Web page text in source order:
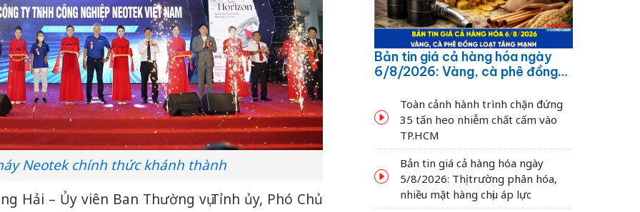
Neotek chính thức khánh thành
Hải – Ủy viên Ban Thường vụ Tỉnh ủy, Phó Chủ
Bản tin giá cả hàng hóa ngày
6/8/2026: Vàng, cà phê đồng
Toàn cảnh hành trình chặn đứng
35 tấn heo nhiễm chất cấm vào
TP.HCM
Bản tin giá cả hàng hóa ngày
5/8/2026: Thị trường phân hóa,
nhiều mặt hàng chịu áp lực